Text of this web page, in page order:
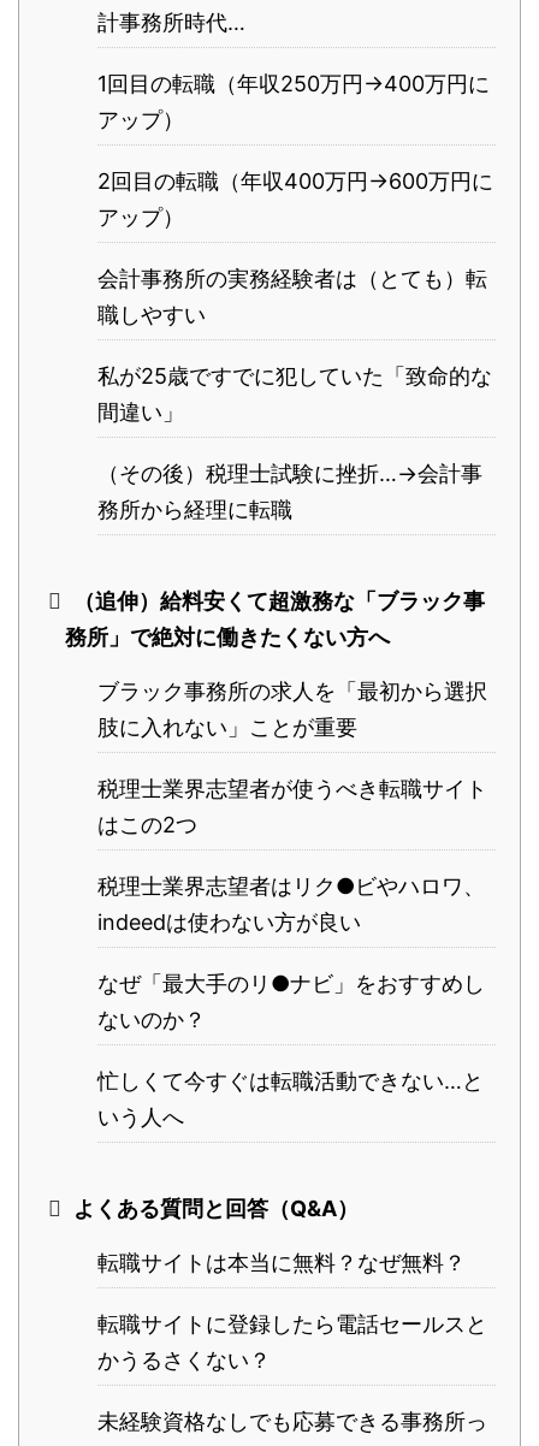
計事務所時代…
1回目の転職（年収250万円→400万円に
アップ）
2回目の転職（年収400万円→600万円に
アップ）
会計事務所の実務経験者は（とても）転
職しやすい
私が25歳ですでに犯していた「致命的な
間違い」
（その後）税理士試験に挫折…→会計事
務所から経理に転職
（追伸）給料安くて超激務な「ブラック事
務所」で絶対に働きたくない方へ
ブラック事務所の求人を「最初から選択
肢に入れない」ことが重要
税理士業界志望者が使うべき転職サイト
はこの2つ
税理士業界志望者はリク●ビやハロワ、
indeedは使わない方が良い
なぜ「最大手のリ●ナビ」をおすすめし
ないのか？
忙しくて今すぐは転職活動できない…と
いう人へ
よくある質問と回答（Q&A）
転職サイトは本当に無料？なぜ無料？
転職サイトに登録したら電話セールスと
かうるさくない？
未経験資格なしでも応募できる事務所っ